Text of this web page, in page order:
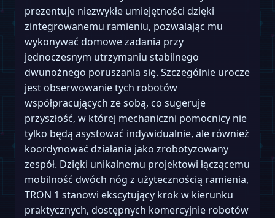
prezentuje niezwykłe umiejętności dzięki
zintegrowanemu ramieniu, pozwalając mu
wykonywać domowe zadania przy
jednoczesnym utrzymaniu stabilnego
dwunożnego poruszania się. Szczególnie urocze
jest obserwowanie tych robotów
współpracujących ze sobą, co sugeruje
przyszłość, w której mechaniczni pomocnicy nie
tylko będą asystować indywidualnie, ale również
koordynować działania jako zrobotyzowany
zespół. Dzięki unikalnemu projektowi łączącemu
mobilność dwóch nóg z użytecznością ramienia,
TRON 1 stanowi ekscytujący krok w kierunku
praktycznych, dostępnych komercyjnie robotów